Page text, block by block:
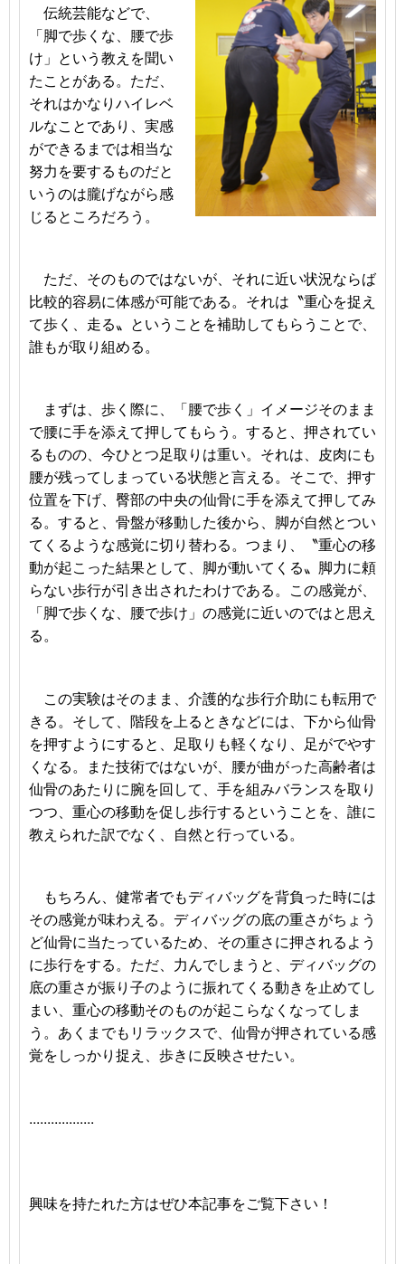
伝統芸能などで、
「脚で歩くな、腰で歩
け」という教えを聞い
たことがある。ただ、
それはかなりハイレベ
ルなことであり、実感
ができるまでは相当な
努力を要するものだと
いうのは朧げながら感
じるところだろう。
ただ、そのものではないが、それに近い状況ならば
比較的容易に体感が可能である。それは〝重心を捉え
て歩く、走る〟ということを補助してもらうことで、
誰もが取り組める。
まずは、歩く際に、「腰で歩く」イメージそのまま
で腰に手を添えて押してもらう。すると、押されてい
るものの、今ひとつ足取りは重い。それは、皮肉にも
腰が残ってしまっている状態と言える。そこで、押す
位置を下げ、臀部の中央の仙骨に手を添えて押してみ
る。すると、骨盤が移動した後から、脚が自然とつい
てくるような感覚に切り替わる。つまり、〝重心の移
動が起こった結果として、脚が動いてくる〟脚力に頼
らない歩行が引き出されたわけである。この感覚が、
「脚で歩くな、腰で歩け」の感覚に近いのではと思え
る。
この実験はそのまま、介護的な歩行介助にも転用で
きる。そして、階段を上るときなどには、下から仙骨
を押すようにすると、足取りも軽くなり、足がでやす
くなる。また技術ではないが、腰が曲がった高齢者は
仙骨のあたりに腕を回して、手を組みバランスを取り
つつ、重心の移動を促し歩行するということを、誰に
教えられた訳でなく、自然と行っている。
もちろん、健常者でもディバッグを背負った時には
その感覚が味わえる。ディバッグの底の重さがちょう
ど仙骨に当たっているため、その重さに押されるよう
に歩行をする。ただ、力んでしまうと、ディバッグの
底の重さが振り子のように振れてくる動きを止めてし
まい、重心の移動そのものが起こらなくなってしま
う。あくまでもリラックスで、仙骨が押されている感
覚をしっかり捉え、歩きに反映させたい。
..................
興味を持たれた方はぜひ本記事をご覧下さい！